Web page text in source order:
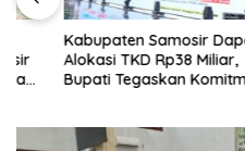
Kabupaten Samosir Dapat
Alokasi TKD Rp38 Miliar,
Bupati Tegaskan Komitmen